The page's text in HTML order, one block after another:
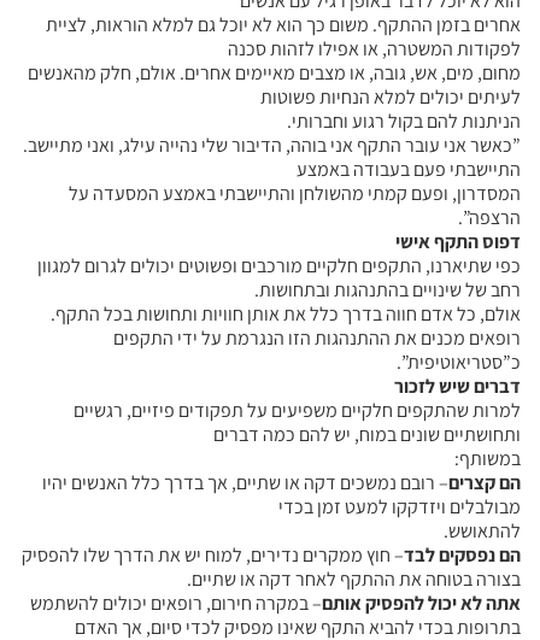
אחרים בזמן ההתקף. משום כך הוא לא יוכל גם למלא הוראות, לציית
לפקודות המשטרה, או אפילו לזהות סכנה
מחום, מים, אש, גובה, או מצבים מאיימים אחרים. אולם, חלק מהאנשים
לעיתים יכולים למלא הנחיות פשוטות
הניתנות להם בקול רגוע וחברותי.
”כאשר אני עובר התקף אני בוהה, הדיבור שלי נהייה עילג, ואני מתיישב.
התיישבתי פעם בעבודה באמצע
המסדרון, ופעם קמתי מהשולחן והתיישבתי באמצע המסעדה על
הרצפה”.
דפוס התקף אישי
כפי שתיארנו, התקפים חלקיים מורכבים ופשוטים יכולים לגרום למגוון
רחב של שינויים בהתנהגות ובתחושות.
אולם, כל אדם חווה בדרך כלל את אותן חוויות ותחושות בכל התקף.
רופאים מכנים את ההתנהגות הזו הנגרמת על ידי התקפים
כ”סטריאוטיפית”.
דברים שיש לזכור
למרות שהתקפים חלקיים משפיעים על תפקודים פיזיים, רגשיים
ותחושתיים שונים במוח, יש להם כמה דברים
במשותף:
הם קצרים– רובם נמשכים דקה או שתיים, אך בדרך כלל האנשים יהיו
מבולבלים ויזדקקו למעט זמן בכדי
להתאושש.
הם נפסקים לבד– חוץ ממקרים נדירים, למוח יש את הדרך שלו להפסיק
בצורה בטוחה את ההתקף לאחר דקה או שתיים.
אתה לא יכול להפסיק אותם– במקרה חירום, רופאים יכולים להשתמש
בתרופות בכדי להביא התקף שאינו מפסיק לכדי סיום, אך האדם